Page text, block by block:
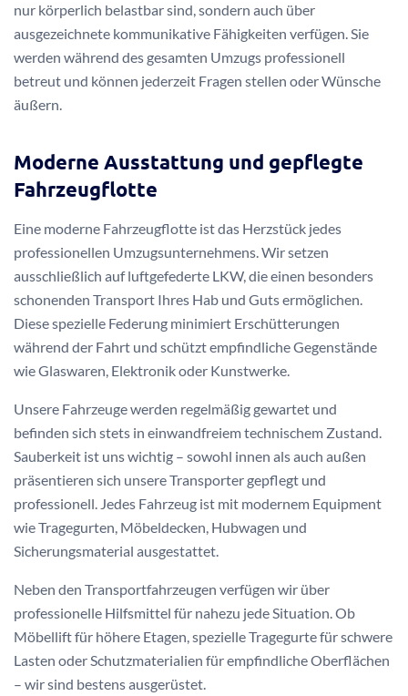
nur körperlich belastbar sind, sondern auch über
ausgezeichnete kommunikative Fähigkeiten verfügen. Sie
werden während des gesamten Umzugs professionell
betreut und können jederzeit Fragen stellen oder Wünsche
äußern.
Moderne Ausstattung und gepflegte
Fahrzeugflotte
Eine moderne Fahrzeugflotte ist das Herzstück jedes
professionellen Umzugsunternehmens. Wir setzen
ausschließlich auf luftgefederte LKW, die einen besonders
schonenden Transport Ihres Hab und Guts ermöglichen.
Diese spezielle Federung minimiert Erschütterungen
während der Fahrt und schützt empfindliche Gegenstände
wie Glaswaren, Elektronik oder Kunstwerke.
Unsere Fahrzeuge werden regelmäßig gewartet und
befinden sich stets in einwandfreiem technischem Zustand.
Sauberkeit ist uns wichtig – sowohl innen als auch außen
präsentieren sich unsere Transporter gepflegt und
professionell. Jedes Fahrzeug ist mit modernem Equipment
wie Tragegurten, Möbeldecken, Hubwagen und
Sicherungsmaterial ausgestattet.
Neben den Transportfahrzeugen verfügen wir über
professionelle Hilfsmittel für nahezu jede Situation. Ob
Möbellift für höhere Etagen, spezielle Tragegurte für schwere
Lasten oder Schutzmaterialien für empfindliche Oberflächen
– wir sind bestens ausgerüstet.